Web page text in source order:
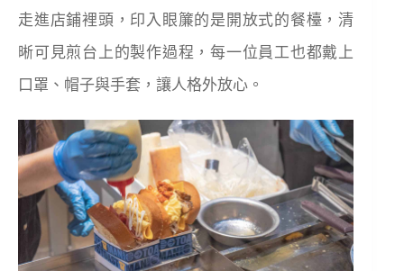
走進店鋪裡頭，印入眼簾的是開放式的餐檯，清
晰可見煎台上的製作過程，每一位員工也都戴上
口罩、帽子與手套，讓人格外放心。